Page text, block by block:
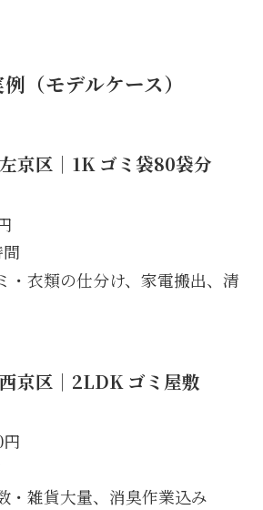
（モデルケース）
京区｜1K ゴミ袋80袋分
・衣類の仕分け、家電搬出、清
京区｜2LDK ゴミ屋敷
・雑貨大量、消臭作業込み